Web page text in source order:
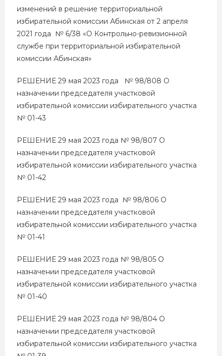
изменений в решение территориальной
избирательной комиссии Абинская от 2 апреля
2021 года № 6/38 «О Контрольно-ревизионной
службе при территориальной избирательной
комиссии Абинская»
РЕШЕНИЕ 29 мая 2023 года № 98/808 О
назначении председателя участковой
избирательной комиссии избирательного участка
№ 01-43
РЕШЕНИЕ 29 мая 2023 года № 98/807 О
назначении председателя участковой
избирательной комиссии избирательного участка
№ 01-42
РЕШЕНИЕ 29 мая 2023 года № 98/806 О
назначении председателя участковой
избирательной комиссии избирательного участка
№ 01-41
РЕШЕНИЕ 29 мая 2023 года № 98/805 О
назначении председателя участковой
избирательной комиссии избирательного участка
№ 01-40
РЕШЕНИЕ 29 мая 2023 года № 98/804 О
назначении председателя участковой
избирательной комиссии избирательного участка